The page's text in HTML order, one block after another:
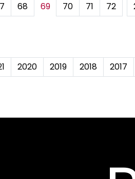
68 69 70 71 72
2020 2019 2018 2017